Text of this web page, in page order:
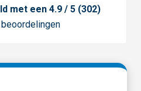
met een 4.9 / 5 (302)